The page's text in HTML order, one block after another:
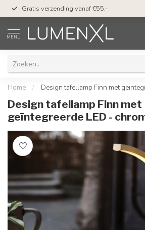
Gratis verzending vanaf €55,-
MENU
Home / Design tafellamp Finn met
Design tafellamp Finn met
geïntegreerde LED -